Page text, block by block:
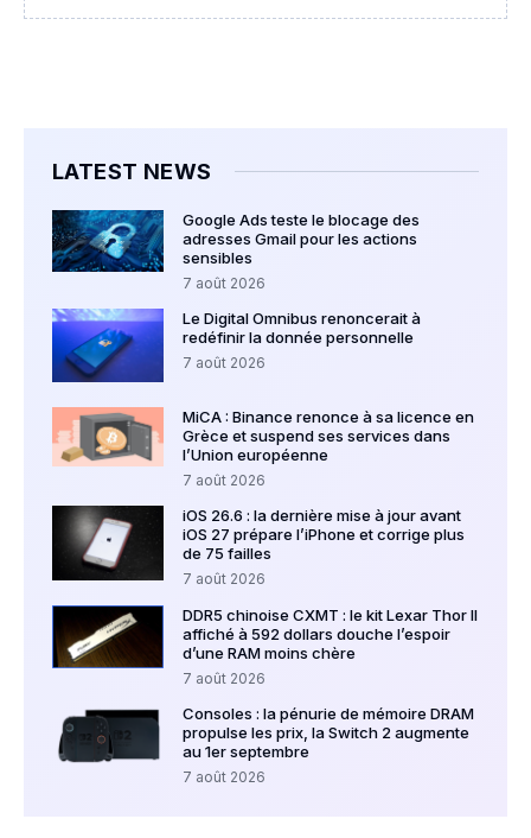
LATEST NEWS
Google Ads teste le blocage des
adresses Gmail pour les actions
sensibles
7 août 2026
Le Digital Omnibus renoncerait à
redéfinir la donnée personnelle
7 août 2026
MiCA : Binance renonce à sa licence en
Grèce et suspend ses services dans
l’Union européenne
7 août 2026
iOS 26.6 : la dernière mise à jour avant
iOS 27 prépare l’iPhone et corrige plus
de 75 failles
7 août 2026
DDR5 chinoise CXMT : le kit Lexar Thor II
affiché à 592 dollars douche l’espoir
d’une RAM moins chère
7 août 2026
Consoles : la pénurie de mémoire DRAM
propulse les prix, la Switch 2 augmente
au 1er septembre
7 août 2026